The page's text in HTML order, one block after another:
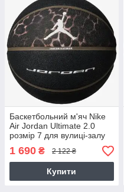
Баскетбольний м'яч Nike
Air Jordan Ultimate 2.0
розмір 7 для вулиці-залу
(J.100.8257.057.07)
1 690 ₴ 2 122 ₴
Купити